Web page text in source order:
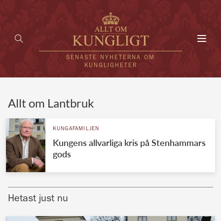
SENASTE NYHETERNA OM
KUNGLIGHETER
UTLÄNDSKT
VÄRLDENS KUNGAHUS
Brittiska kungahuset
Allt om Lantbruk
KUNGAFAMILJEN
Kungens allvarliga kris på Stenhammars
gods
Hetast just nu